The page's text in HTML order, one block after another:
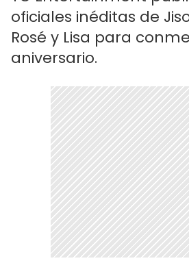
oficiales inéditas de
Rosé y Lisa para
aniversario.